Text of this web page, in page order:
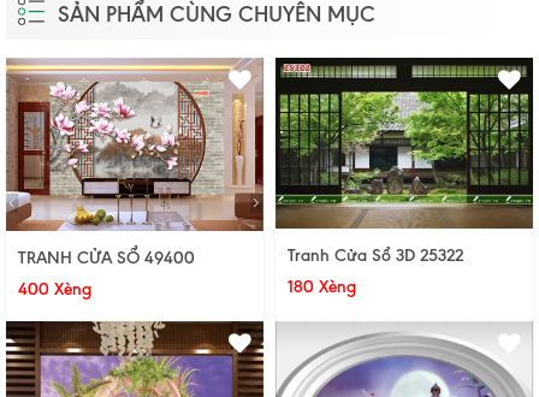
SẢN PHẨM CÙNG CHUYÊN MỤC
TRANH CỬA SỔ 49400
400 Xèng
Tranh Cửa Sổ 3D 25322
180 Xèng